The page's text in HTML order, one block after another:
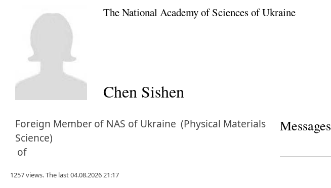
The National Academy of Sciences of Ukraine
Chen Sishen
Foreign Memberof NAS of Ukraine (Physical Materials
Science)
of
1257 views. The last 04.08.2026 21:17
Messages